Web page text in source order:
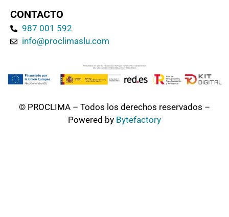
CONTACTO
987 001 592
info@proclimaslu.com
© PROCLIMA – Todos los derechos reservados –
Powered by Bytefactory